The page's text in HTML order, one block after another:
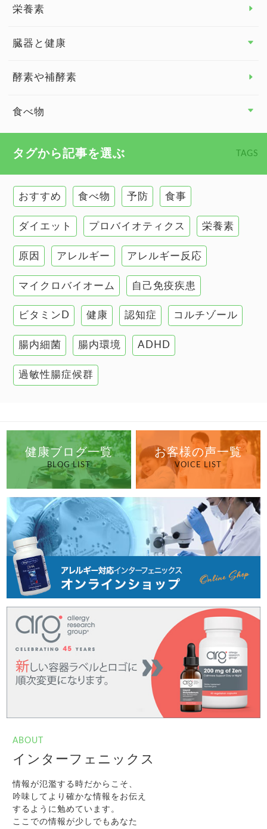
栄養素
臓器と健康
臓器と健康 トップ
慢性疲労
甲状腺
肌
肝臓の健康
腸の健康
自己免疫疾患
高血圧
酵素や補酵素
食べ物
タグから記事を選ぶ TAGS
おすすめ 食べ物 予防 食事
ダイエット プロバイオティクス 栄養素
原因 アレルギー アレルギー反応
マイクロバイオーム 自己免疫疾患
ビタミンD 健康 認知症 コルチゾール
腸内細菌 腸内環境 ADHD
過敏性腸症候群
健康ブログ一覧
BLOG LIST
お客様の声一覧
VOICE LIST
ABOUT
インターフェニックス
情報が氾濫する時だからこそ、
吟味してより確かな情報をお伝え
するように勉めています。
ここでの情報が少しでもあなた